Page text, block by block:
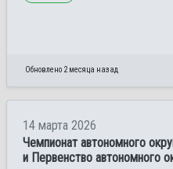
Обновлено 2 месяца назад
14 марта 2026
Чемпионат автономного
и Первенство автономного